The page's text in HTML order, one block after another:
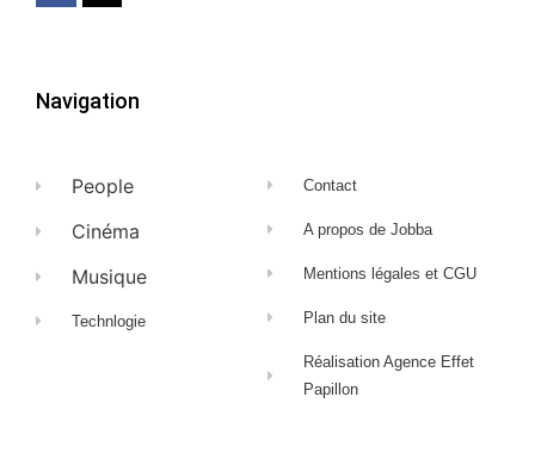
Navigation
People
Cinéma
Musique
Technlogie
Contact
A propos de Jobba
Mentions légales et CGU
Plan du site
Réalisation Agence Effet
Papillon